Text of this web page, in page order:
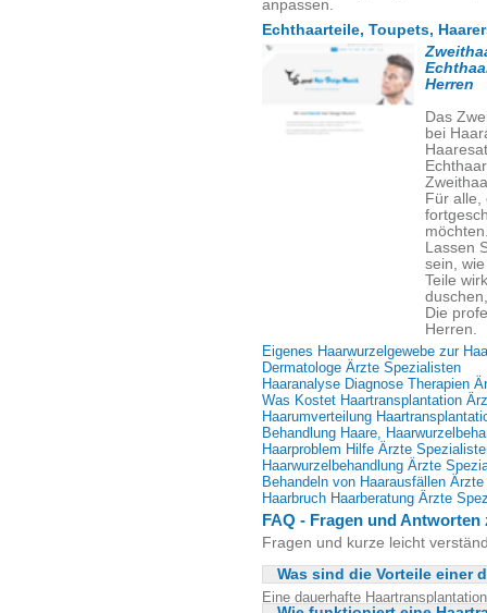
anpassen.
Echthaarteile, Toupets,
Herren
Das
bei
Für alle,
Lassen
sein,
Teile
Die
Herren.
Eigenes Haarwurzelgewebe zur
Dermatologe Ärzte Spezialisten
Haaranalyse Diagnose Therapien
Was Kostet Haartransplantation
Haarumverteilung
Behandlung Haare,
Haarproblem Hilfe Ärzte
Haarwurzelbehandlung Ärzte
Behandeln von Haarausfällen
Haarbruch Haarberatung Ärzte
FAQ - Fragen und
Fragen und kurze leicht
Was sind die Vorteile einer
Eine dauerhafte